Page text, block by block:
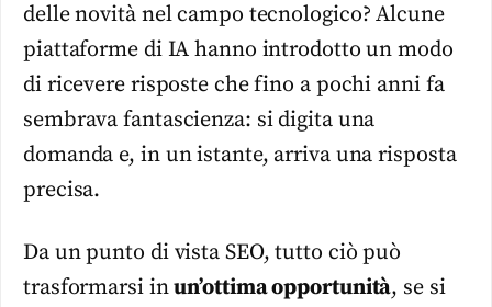
delle novità nel campo tecnologico? Alcune
piattaforme di IA hanno introdotto un modo
di ricevere risposte che fino a pochi anni fa
sembrava fantascienza: si digita una
domanda e, in un istante, arriva una risposta
precisa.
Da un punto di vista SEO, tutto ciò può
trasformarsi inun’ottima opportunità, se si